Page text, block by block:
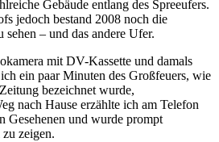
Gebäude entlang des Spreeufers.
jedoch bestand 2008 noch die
– und das andere Ufer.
mit DV-Kassette und damals
ein paar Minuten des Großfeuers, wie
bezeichnet wurde,
nach Hause erzählte ich am Telefon
Gesehenen und wurde prompt
zeigen.